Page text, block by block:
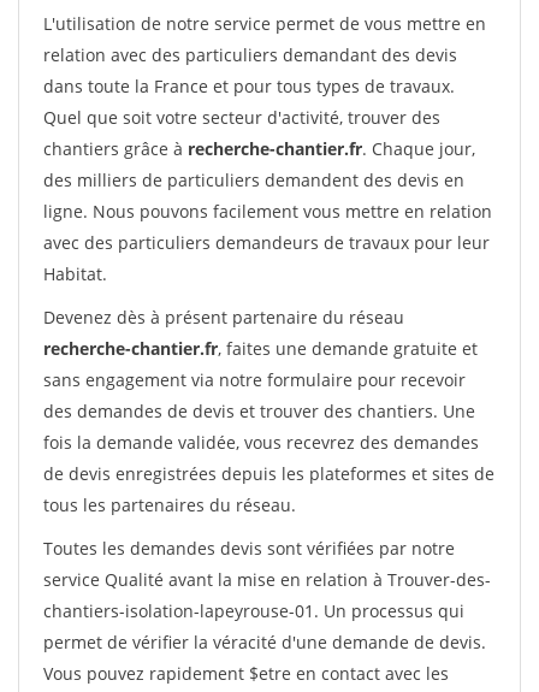
L'utilisation de notre service permet de vous mettre en
relation avec des particuliers demandant des devis
dans toute la France et pour tous types de travaux.
Quel que soit votre secteur d'activité, trouver des
chantiers grâce à recherche-chantier.fr. Chaque jour,
des milliers de particuliers demandent des devis en
ligne. Nous pouvons facilement vous mettre en relation
avec des particuliers demandeurs de travaux pour leur
Habitat.
Devenez dès à présent partenaire du réseau
recherche-chantier.fr, faites une demande gratuite et
sans engagement via notre formulaire pour recevoir
des demandes de devis et trouver des chantiers. Une
fois la demande validée, vous recevrez des demandes
de devis enregistrées depuis les plateformes et sites de
tous les partenaires du réseau.
Toutes les demandes devis sont vérifiées par notre
service Qualité avant la mise en relation à Trouver-des-
chantiers-isolation-lapeyrouse-01. Un processus qui
permet de vérifier la véracité d'une demande de devis.
Vous pouvez rapidement $etre en contact avec les